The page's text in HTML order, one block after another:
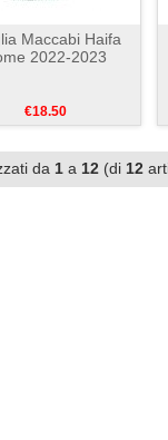
Maccabi Haifa
2022-2023
€18.50
da 1 a 12 (di 12